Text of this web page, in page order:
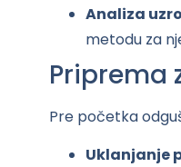
Analiza
metodu za
Priprema
Pre početka
Uklanjanje